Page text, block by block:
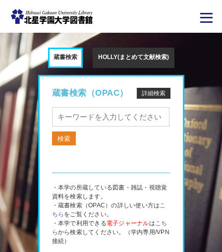
ン
ン
ツ
に
移
動
蔵書検索
蔵書検索（OPAC） 詳細検索
・本学の所蔵している図書・雑誌・視聴覚
資料を検索します。
・蔵書検索（OPAC）の詳しい使い方はこ
ちら をご覧ください。
・本学で利用できる電子ジャーナルはこち
らから検索してください。（学内専用/VPN
接続）
HOLLY(まとめて文献検索)